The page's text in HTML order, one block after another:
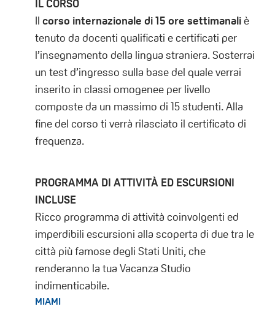
IL CORSO
Ilcorso internazionale di 15 ore settimanaliè
tenuto da docenti qualificati e certificati per
l’insegnamento della lingua straniera. Sosterrai
un test d’ingresso sulla base del quale verrai
inserito in classi omogenee per livello
composte da un massimo di 15 studenti. Alla
fine del corso ti verrà rilasciato il certificato di
frequenza.
PROGRAMMA DI ATTIVITÀ ED ESCURSIONI
INCLUSE
Ricco programma di attività coinvolgenti ed
imperdibili escursioni alla scoperta di due tra le
città più famose degli Stati Uniti, che
renderanno la tua Vacanza Studio
indimenticabile.
MIAMI